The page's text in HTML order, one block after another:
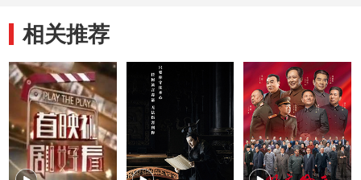
相关推荐